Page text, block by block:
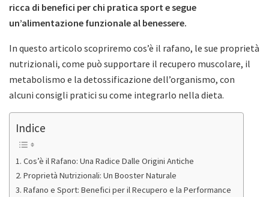
ricca di benefici per chi pratica sport e segue
un’alimentazione funzionale al benessere.
In questo articolo scopriremo cos’è il rafano, le sue proprietà
nutrizionali, come può supportare il recupero muscolare, il
metabolismo e la detossificazione dell’organismo, con
alcuni consigli pratici su come integrarlo nella dieta.
Indice
Cos’è il Rafano: Una Radice Dalle Origini Antiche
Proprietà Nutrizionali: Un Booster Naturale
Rafano e Sport: Benefici per il Recupero e la Performance